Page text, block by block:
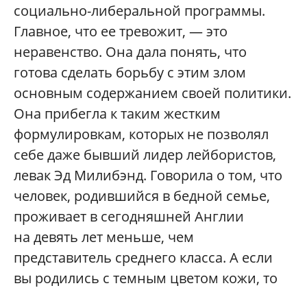
социально-либеральной программы.
Главное, что ее тревожит, — это
неравенство. Она дала понять, что
готова сделать борьбу с этим злом
основным содержанием своей политики.
Она прибегла к таким жестким
формулировкам, которых не позволял
себе даже бывший лидер лейбористов,
левак Эд Милибэнд. Говорила о том, что
человек, родившийся в бедной семье,
проживает в сегодняшней Англии
на девять лет меньше, чем
представитель среднего класса. А если
вы родились с темным цветом кожи, то